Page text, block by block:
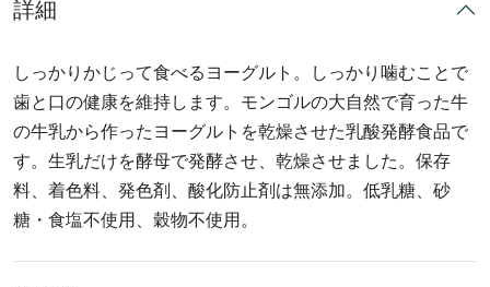
詳細
しっかりかじって食べるヨーグルト。しっかり噛むことで
歯と口の健康を維持します。モンゴルの大自然で育った牛
の牛乳から作ったヨーグルトを乾燥させた乳酸発酵食品で
す。生乳だけを酵母で発酵させ、乾燥させました。保存
料、着色料、発色剤、酸化防止剤は無添加。低乳糖、砂
糖・食塩不使用、穀物不使用。